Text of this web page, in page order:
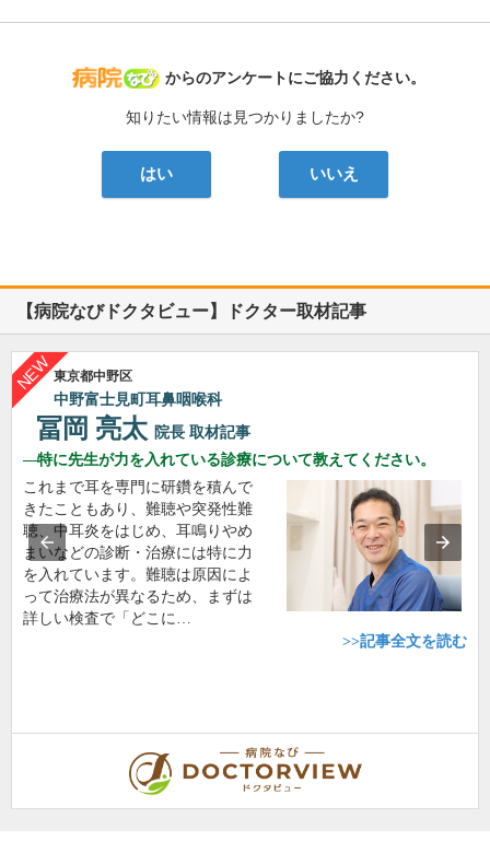
病院なび
からのアンケートにご協力ください。
知りたい情報は見つかりましたか?
はい いいえ
【病院なびドクタビュー】ドクター取材記事
東京都中野区
中野富士見町耳鼻咽喉科
冨岡 亮太 院長 取材記事
特に先生が力を入れている診療について教えてください。
これまで耳を専門に研鑽を積んで
きたこともあり、難聴や突発性難
聴、中耳炎をはじめ、耳鳴りやめ
まいなどの診断・治療には特に力
を入れています。難聴は原因によ
って治療法が異なるため、まずは
詳しい検査で「どこに…
>>記事全文を読む